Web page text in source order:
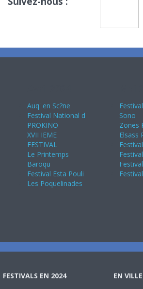
Auq' en Sc?ne
Festival National d
PROKINO
XVII IEME
FESTIVAL
Le Printemps
Baroqu
Festival Esta Pouli
Les Poquelinades
Sono
Zones
Elsass
FESTIVALS EN 2024 EN